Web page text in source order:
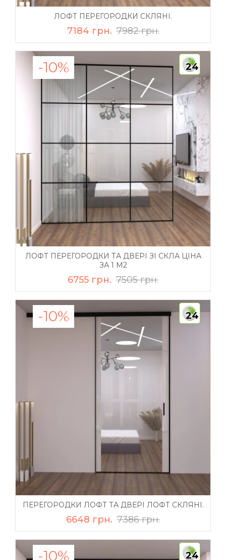
ЛОФТ ПЕРЕГОРОДКИ СКЛЯНІ.
7184 грн. 7982 грн.
-10% 24
ЛОФТ ПЕРЕГОРОДКИ ТА ДВЕРІ ЗІ СКЛА ЦІНА
ЗА 1 М2
6755 грн. 7505 грн.
-10% 24
ПЕРЕГОРОДКИ ЛОФТ ТА ДВЕРІ ЛОФТ СКЛЯНІ.
6648 грн. 7386 грн.
-10% 24